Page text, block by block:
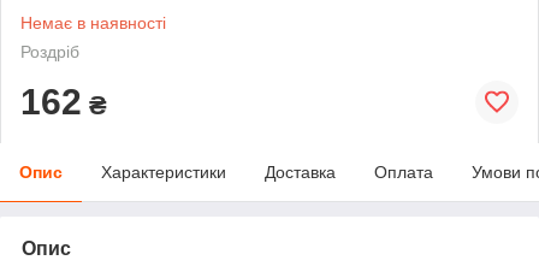
Немає в наявності
Роздріб
162 ₴
Опис Характеристики Доставка Оплата Умови
Опис